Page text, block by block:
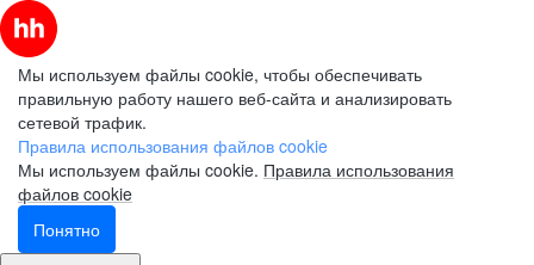
Мы используем файлы cookie, чтобы обеспечивать
правильную работу нашего веб-сайта и анализировать
сетевой трафик.
Правила использования файлов cookie
Мы используем файлы cookie. Правила использования
файлов cookie
Понятно